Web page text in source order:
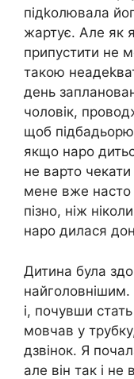
підkолювала
жартує. Але як
припустити не
такою
день
чоловік,
щоб
якщо наро
не варто
мене вже
пізно, ніж
наро дилася
Дитина була
найголовнішим.
і, почувши
мовчав у
дзвінок. Я
але він так і